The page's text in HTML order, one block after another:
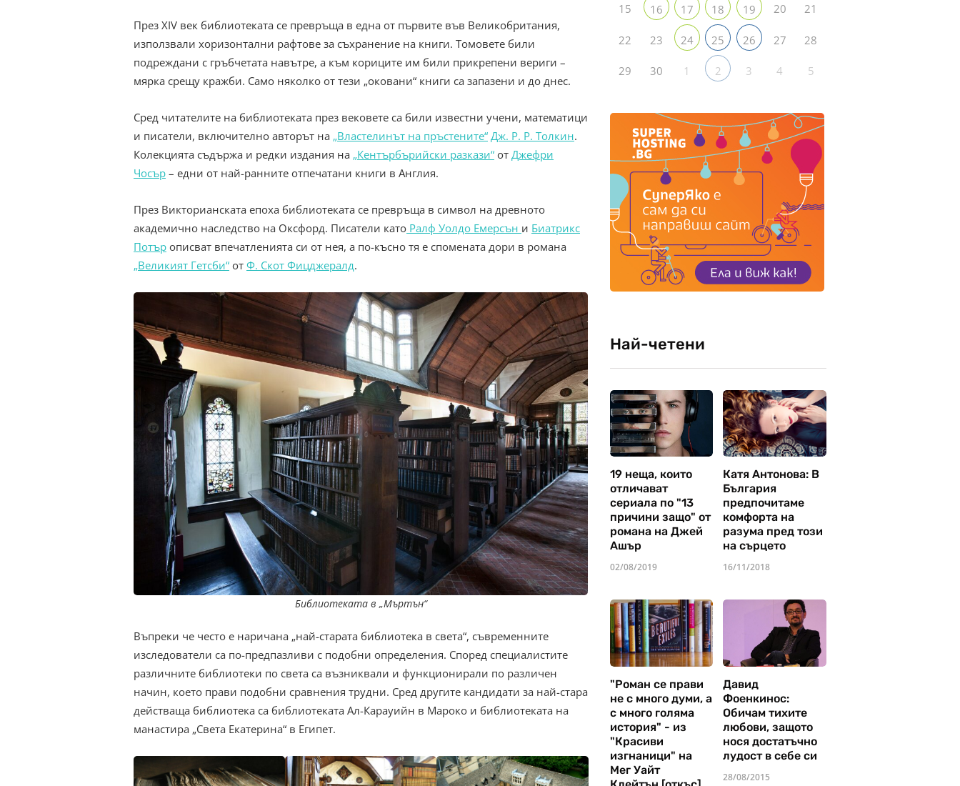
През XIV век библиотеката се превръща в една от първите във Великобритания,
използвали хоризонтални рафтове за съхранение на книги. Томовете били
подреждани с гръбчетата навътре, а към кориците им били прикрепени вериги –
мярка срещу кражби. Само няколко от тези „оковани“ книги са запазени и до днес.
Сред читателите на библиотеката през вековете са били известни учени, математици
и писатели, включително авторът на „Властелинът на пръстените“ Дж. Р. Р. Толкин.
Колекцията съдържа и редки издания на „Кентърбърийски разкази“ от Джефри
Чосър – едни от най-ранните отпечатани книги в Англия.
През Викторианската епоха библиотеката се превръща в символ на древното
академично наследство на Оксфорд. Писатели като Ралф Уолдо Емерсън и Биатрикс
Потър описват впечатленията си от нея, а по-късно тя е спомената дори в романа
„Великият Гетсби“ от Ф. Скот Фицджералд.
Библиотеката в „Мъртън“
Въпреки че често е наричана „най-старата библиотека в света“, съвременните
изследователи са по-предпазливи с подобни определения. Според специалистите
различните библиотеки по света са възниквали и функционирали по различен
начин, което прави подобни сравнения трудни. Сред другите кандидати за най-стара
действаща библиотека са библиотеката Ал-Карауийн в Мароко и библиотеката на
манастира „Света Екатерина“ в Египет.
15 16 17 18 19 20 21
22 23 24 25 26 27 28
29 30 1 2 3 4 5
Най-четени
19 неща, които
отличават
сериала по "13
причини защо" от
романа на Джей
Ашър
02/08/2019
Катя Антонова: В
България
предпочитаме
комфорта на
разума пред този
на сърцето
16/11/2018
"Роман се прави
не с много думи, а
с много голяма
история" - из
"Красиви
изгнаници" на
Мег Уайт
Давид
Фоенкинос:
Обичам тихите
любови, защото
нося достатъчно
лудост в себе си
28/08/2015